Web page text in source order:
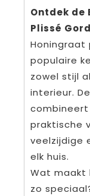
Ontdek de
Plissé
Honingraat
populaire
zowel stijl
interieur.
praktische
veelzijdige
elk huis.
Wat maakt
zo